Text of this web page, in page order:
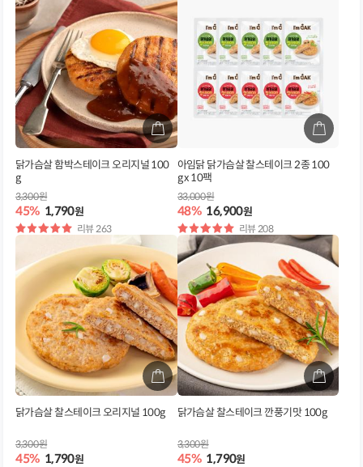
닭가슴살 함박스테이크 오리지널 100
g
45% 1,790원
3,300원
별
점
리뷰 263
아임닭 닭가슴살 찰스테이크 2종 100
g x 10팩
48% 16,900원
33,000원
별
점
리뷰 208
닭가슴살 찰스테이크 오리지널 100g
45% 1,790원
3,300원
닭가슴살 찰스테이크 깐풍기맛 100g
45% 1,790원
3,300원